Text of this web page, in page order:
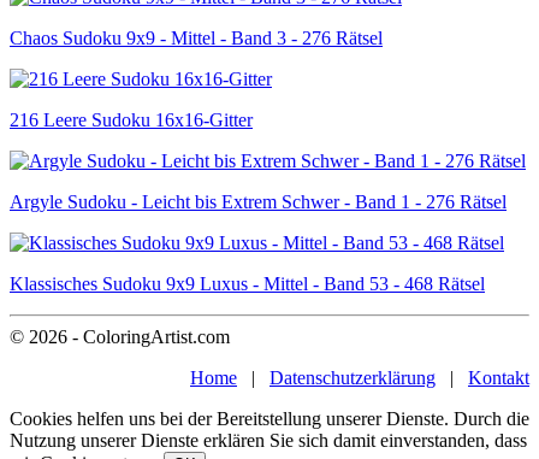
Chaos Sudoku 9x9 - Mittel - Band 3 - 276 Rätsel
216 Leere Sudoku 16x16-Gitter
Argyle Sudoku - Leicht bis Extrem Schwer - Band 1 - 276 Rätsel
Klassisches Sudoku 9x9 Luxus - Mittel - Band 53 - 468 Rätsel
© 2026 - ColoringArtist.com
Home | Datenschutzerklärung | Kontakt
Cookies helfen uns bei der Bereitstellung unserer Dienste. Durch die
Nutzung unserer Dienste erklären Sie sich damit einverstanden, dass